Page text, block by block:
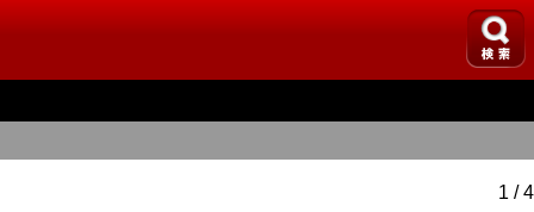
1 / 4